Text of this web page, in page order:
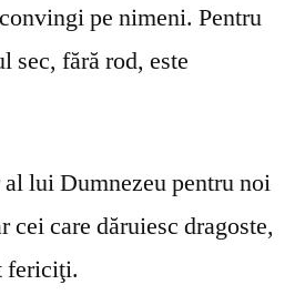
pe nimeni. Pentru
sec, fără rod, este
lui Dumnezeu pentru noi
cei care dăruiesc dragoste,
fericiţi.